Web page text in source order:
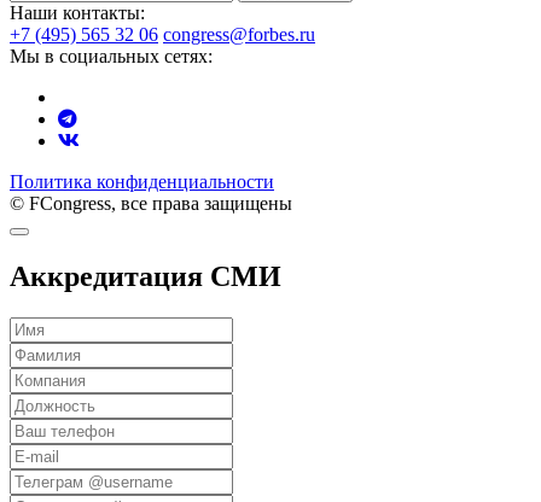
Наши контакты:
+7 (495) 565 32 06 congress@forbes.ru
Мы в социальных сетях:
Политика конфиденциальности
© FCongress, все права защищены
Аккредитация СМИ